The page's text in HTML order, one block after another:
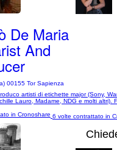
De Maria
And
00155 Tor Sapienza
artisti di etichette major (Sony,
Lauro, Madame, NDG e molti altri).
6 volte contrattato in